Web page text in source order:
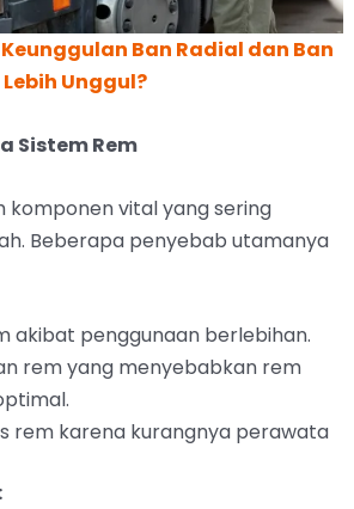
Ban Radial dan Ban
Unggul?
Sistem Rem
komponen vital yang sering
Beberapa penyebab utamanya
akibat penggunaan berlebihan.
rem yang menyebabkan rem
rem karena kurangnya perawata